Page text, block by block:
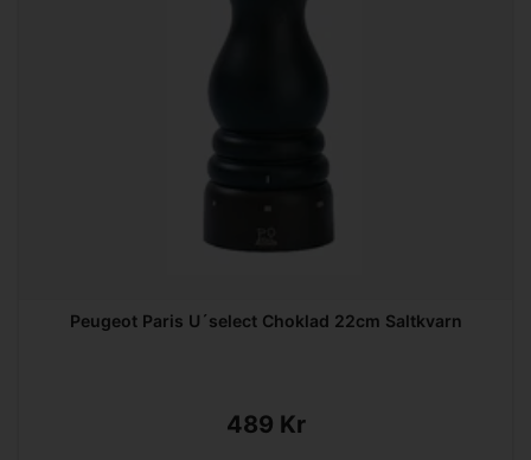
Peugeot Paris U´select Choklad 22cm Saltkvarn
489 Kr